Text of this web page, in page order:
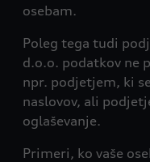
osebam.
Poleg tega tudi
d.o.o. podatkov ne
npr. podjetjem, ki
naslovov, ali
oglaševanje.
Primeri, ko vaše